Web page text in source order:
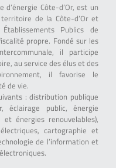
d’énergie Côte-d’Or, est un
de la Côte-d’Or et
Publics de
propre. Fondé sur les
il participe
au service des élus et des
il favorise le
de vie.
: distribution publique
éclairage public, énergie
énergies renouvelables),
cartographie et
de l’information et